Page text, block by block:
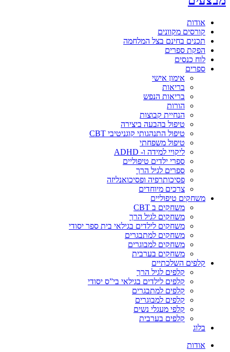
אודות
קורסים מקוונים
תכנים בחינם בצל המלחמה
הפקת ספרים
לוח כנסים
ספרים
אימון אישי
בריאות
בריאות הנפש
הורות
הנחיית קבוצות
טיפול בהבעה ביצירה
טיפול התנהגותי קוגניטיבי CBT
טיפול משפחתי
ליקויי למידה ו- ADHD
ספרי ילדים טיפוליים
ספרים לגיל הרך
פסיכותרפיה ופסיכואנליזה
צרכים מיוחדים
משחקים טיפוליים
משחקים ב CBT
משחקים לגיל הרך
משחקים לילדים בגילאי בית ספר יסודי
משחקים למתבגרים
משחקים למבוגרים
משחקים בערבית
קלפים השלכתיים
קלפים לגיל הרך
קלפים לילדים בגילאי בי”ס יסודי
קלפים למתבגרים
קלפים למבוגרים
קלפי מעגלי נשים
קלפים בערבית
בלוג
אודות